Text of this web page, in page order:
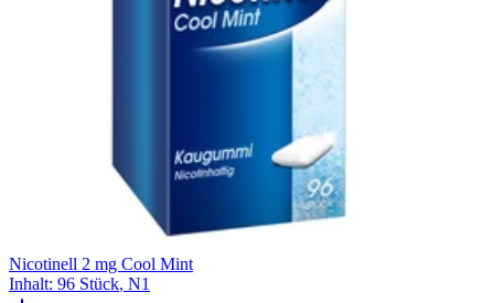
Nicotinell 2 mg Cool Mint
Inhalt: 96 Stück, N1